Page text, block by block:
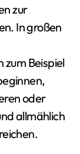
zur
In großen
zum Beispiel
oder
allmählich